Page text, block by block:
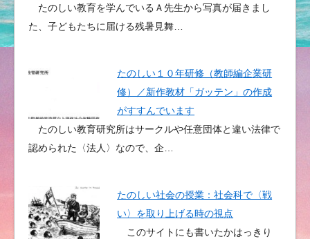
たのしい教育を学んでいるＡ先生から写真が届きまし
た、子どもたちに届ける残暑見舞…
たのしい１０年研修（教師編企業研
修）／新作教材「ガッテン」の作成
がすすんでいます
たのしい教育研究所はサークルや任意団体と違い法律で
認められた〈法人〉なので、企…
たのしい社会の授業：社会科で〈戦
い〉を取り上げる時の視点
このサイトにも書いたかはっきり